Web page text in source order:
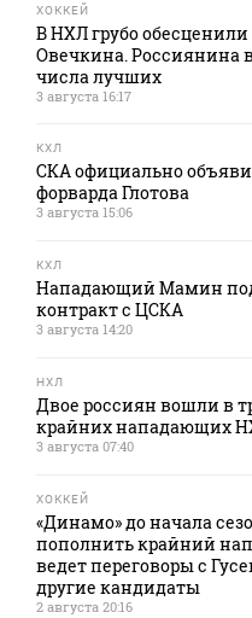
ХОККЕЙ
В НХЛ грубо
Овечкина. Россиянина
числа лучших
3 августа 16:17
КХЛ
СКА официально
форварда Глотова
3 августа 15:06
КХЛ
Нападающий Мамин
контракт с ЦСКА
3 августа 14:20
НХЛ
Двое россиян вошли в
крайних нападающих
3 августа 07:40
ХОККЕЙ
«Динамо» до начала
пополнить крайний
ведет переговоры с
другие кандидаты
2 августа 20:16